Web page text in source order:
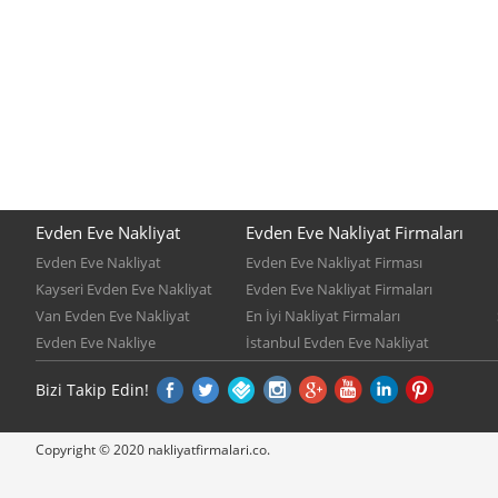
Evden Eve Nakliyat
Evden Eve Nakliyat
Kayseri Evden Eve Nakliyat
Van Evden Eve Nakliyat
Evden Eve Nakliye
Evden Eve Nakliyat Firmaları
Evden Eve Nakliyat Firması
Evden Eve Nakliyat Firmaları
En İyi Nakliyat Firmaları
İstanbul Evden Eve Nakliyat
Bizi Takip Edin!
Copyright © 2020 nakliyatfirmalari.co.